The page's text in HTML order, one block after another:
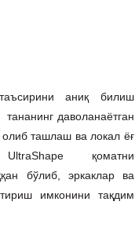
таъсирини аниқ билиш
даволанаётган
ташлаш ва локал ёғ
UltraShape қоматни
бўлиб, эркаклар ва
имконини тақдим